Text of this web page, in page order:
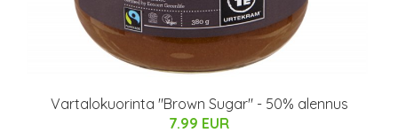
Vartalokuorinta "Brown Sugar" - 50% alennus
7.99 EUR